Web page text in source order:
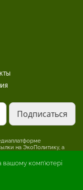
вашому комп'ютері
на ЭкоПолитику, а
материал.
в рекламных